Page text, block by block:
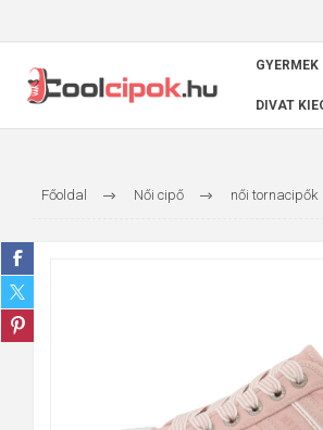
GYERMEK
DIVAT
Főoldal Női cipő női tornacipők